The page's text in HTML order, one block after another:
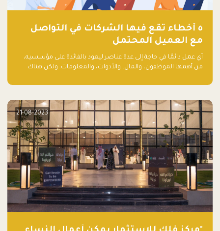
٥ أخطاء تقع فيها الشركات في التواصل
مع العميل المحتمل
أي عمل دائمًا في حاجة إلى عدة عناصر ليعود بالفائدة على مؤسسيه،
من أهمها الموظفون، والمال، والأدوات، والمعلومات. ولكن هناك
أساسه ذلك العمل.
21-08-2023